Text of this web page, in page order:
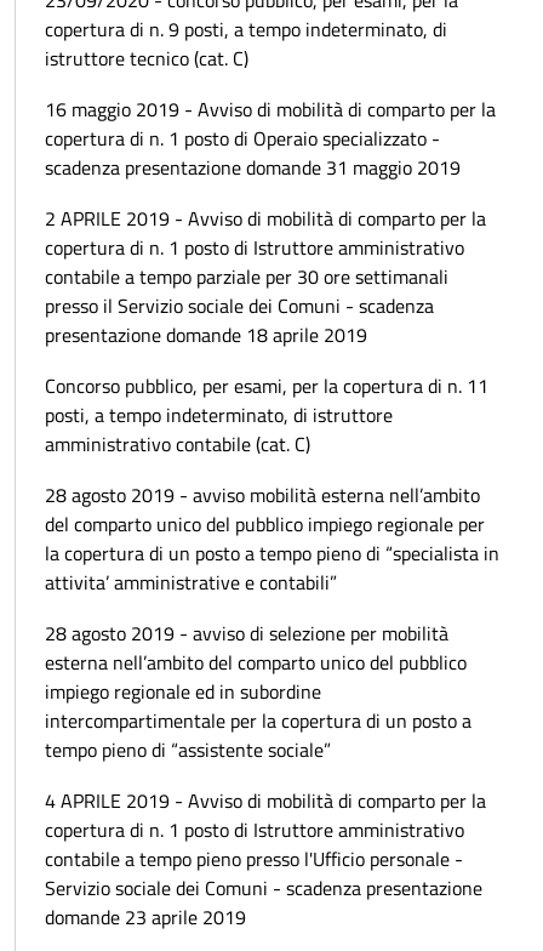
copertura di n. 9 posti, a tempo indeterminato, di
istruttore tecnico (cat. C)
16 maggio 2019 - Avviso di mobilità di comparto per la
copertura di n. 1 posto di Operaio specializzato -
scadenza presentazione domande 31 maggio 2019
2 APRILE 2019 - Avviso di mobilità di comparto per la
copertura di n. 1 posto di Istruttore amministrativo
contabile a tempo parziale per 30 ore settimanali
presso il Servizio sociale dei Comuni - scadenza
presentazione domande 18 aprile 2019
Concorso pubblico, per esami, per la copertura di n. 11
posti, a tempo indeterminato, di istruttore
amministrativo contabile (cat. C)
28 agosto 2019 - avviso mobilità esterna nell’ambito
del comparto unico del pubblico impiego regionale per
la copertura di un posto a tempo pieno di “specialista in
attivita’ amministrative e contabili”
28 agosto 2019 - avviso di selezione per mobilità
esterna nell’ambito del comparto unico del pubblico
impiego regionale ed in subordine
intercompartimentale per la copertura di un posto a
tempo pieno di “assistente sociale”
4 APRILE 2019 - Avviso di mobilità di comparto per la
copertura di n. 1 posto di Istruttore amministrativo
contabile a tempo pieno presso l'Ufficio personale -
Servizio sociale dei Comuni - scadenza presentazione
domande 23 aprile 2019